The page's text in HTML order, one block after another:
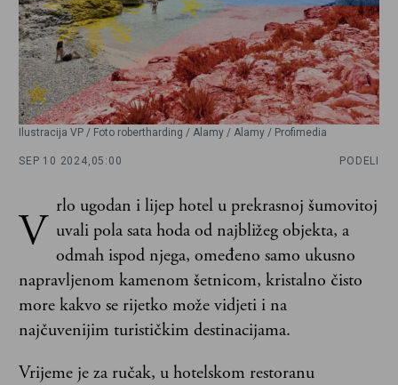
Ilustracija VP / Foto robertharding / Alamy / Alamy / Profimedia
SEP 10 2024, 05:00 PODELI
V rlo ugodan i lijep hotel u prekrasnoj šumovitoj
uvali pola sata hoda od najbližeg objekta, a
odmah ispod njega, omeđeno samo ukusno
napravljenom kamenom šetnicom, kristalno čisto
more kakvo se rijetko može vidjeti i na
najčuvenijim turističkim destinacijama.
Vrijeme je za ručak, u hotelskom restoranu